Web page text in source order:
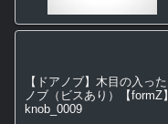
【ドアノブ】木目の入っ
ノブ（ビスあり）【formZ
knob_0009